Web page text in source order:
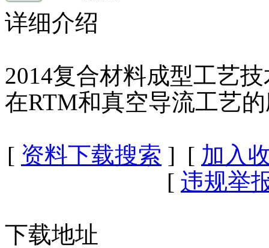
详细介绍
2014复合材料成型工艺
在RTM和真空导流工艺
[ 资料下载搜索 ] [ 加入
[ 违规举
下载地址